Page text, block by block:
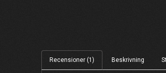
Recensioner (1) Beskrivning